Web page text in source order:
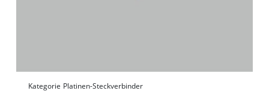
Kategorie Platinen-Steckverbinder